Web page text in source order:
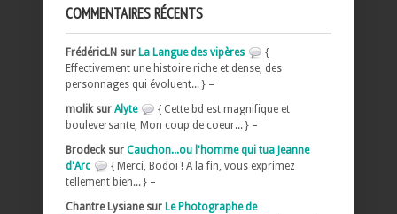
COMMENTAIRES RÉCENTS
FrédéricLN sur La Langue des vipères
{
Effectivement une histoire riche et dense, des
personnages qui évoluent... } –
molik sur Alyte
{ Cette bd est magnifique et
bouleversante, Mon coup de coeur... } –
Brodeck sur Cauchon...ou l'homme qui tua Jeanne
d'Arc
{ Merci, Bodoï ! A la fin, vous exprimez
tellement bien... } –
Chantre Lysiane sur Le Photographe de